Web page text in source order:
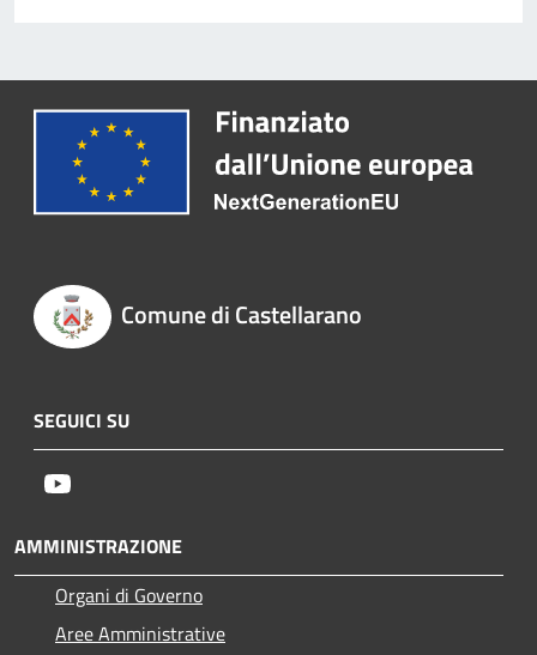
Comune di Castellarano
SEGUICI SU
AMMINISTRAZIONE
Organi di Governo
Aree Amministrative